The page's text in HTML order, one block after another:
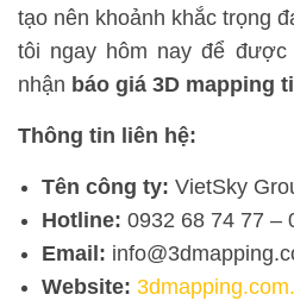
tạo nên khoảnh khắc trọng
tôi ngay hôm nay để
nhận báo giá 3D mapping
Thông tin liên hệ:
Tên công ty: VietSky
Hotline: 0932 68 74 77 –
Email:
Website: